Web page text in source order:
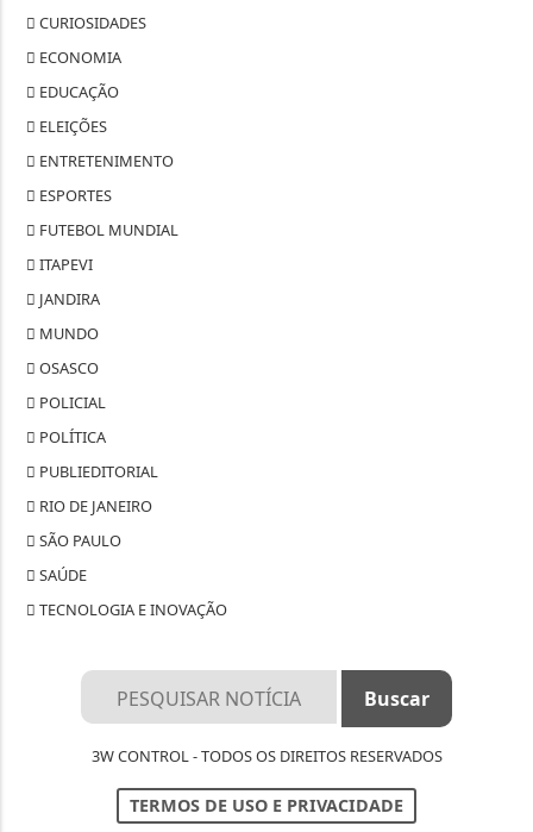
CURIOSIDADES
ECONOMIA
EDUCAÇÃO
ELEIÇÕES
ENTRETENIMENTO
ESPORTES
FUTEBOL MUNDIAL
ITAPEVI
JANDIRA
MUNDO
OSASCO
POLICIAL
POLÍTICA
PUBLIEDITORIAL
RIO DE JANEIRO
SÃO PAULO
SAÚDE
TECNOLOGIA E INOVAÇÃO
3W CONTROL - TODOS OS DIREITOS RESERVADOS
TERMOS DE USO E PRIVACIDADE